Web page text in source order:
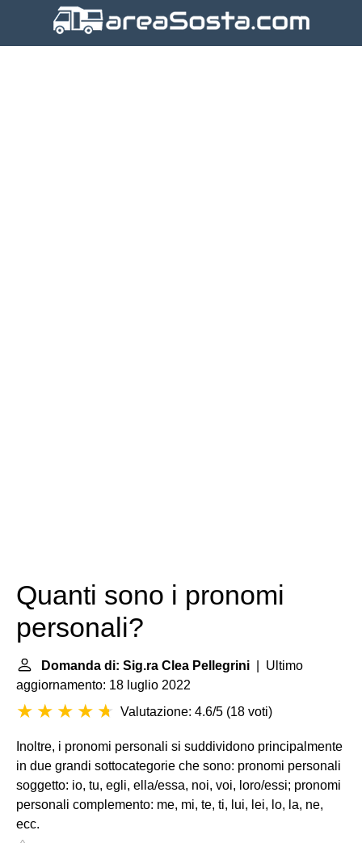
Quanti sono i pronomi
personali?
Domanda di: Sig.ra Clea Pellegrini | Ultimo
aggiornamento: 18 luglio 2022
Valutazione: 4.6/5 (18 voti)
Inoltre, i pronomi personali si suddividono principalmente
in due grandi sottocategorie che sono: pronomi personali
soggetto: io, tu, egli, ella/essa, noi, voi, loro/essi; pronomi
personali complemento: me, mi, te, ti, lui, lei, lo, la, ne,
ecc.